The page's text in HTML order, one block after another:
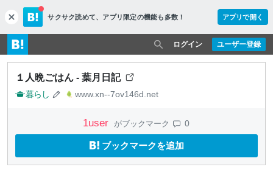
c
l
o
s
e
サクサク読めて、 アプリ限定の機能も多数！ アプリで開く
ユーザー登録
ログイン
１人晩ごはん - 葉月日記
暮らし www.xn--7ov146d.net
1user がブックマーク 0
ブックマークを追加